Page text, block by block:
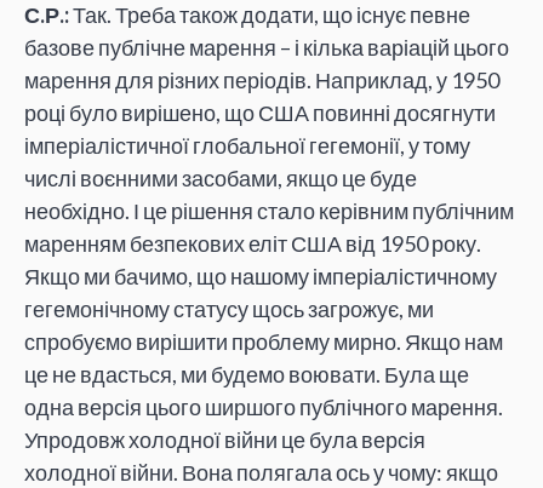
С.Р.:Так. Треба також додати, що існує певне
базове публічне марення – і кілька варіацій цього
марення для різних періодів. Наприклад, у 1950
році було вирішено, що США повинні досягнути
імперіалістичної глобальної гегемонії, у тому
числі воєнними засобами, якщо це буде
необхідно. І це рішення стало керівним публічним
маренням безпекових еліт США від 1950 року.
Якщо ми бачимо, що нашому імперіалістичному
гегемонічному статусу щось загрожує, ми
спробуємо вирішити проблему мирно. Якщо нам
це не вдасться, ми будемо воювати. Була ще
одна версія цього ширшого публічного марення.
Упродовж холодної війни це була версія
холодної війни. Вона полягала ось у чому: якщо